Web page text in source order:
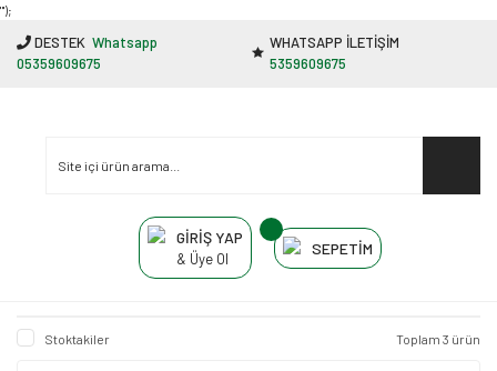
"');
DESTEK Whatsapp
05359609675
WHATSAPP İLETİŞİM
5359609675
GİRİŞ YAP
& Üye Ol
SEPETİM
Stoktakiler Toplam 3 ürün